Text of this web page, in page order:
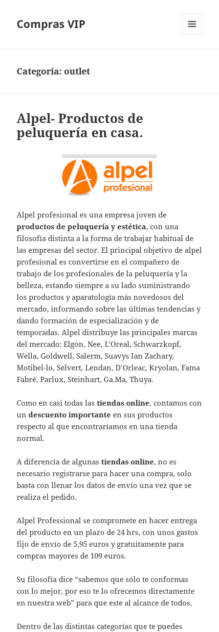
Compras VIP
Categoría:outlet
Alpel- Productos de
peluquería en casa.
Alpel profesional es una empresa joven de
productos de peluquería y estética, con una
filosofía distinta a la forma de trabajar habitual de
las empresas del sector. El principal objetivo de alpel
profesional es convertirse en el compañero de
trabajo de los profesionales de la peluquería y la
belleza, estando siempre a su lado suministrando
los productos y aparatología más novedosos del
mercado, informando sobre las últimas tendencias y
dando formación de especialización y de
temporadas. Alpel distribuye las principales marcas
del mercado: Elgon, Nee, L’Oreal, Schwarzkopf,
Wella, Goldwell, Salerm, Suavys Ian Zachary,
Motibel-lo, Selvert, Lendan, D’Orleac, Kryolan, Fama
Fabré, Parlux, Steinhart, Ga.Ma, Thuya.
Como en casi todas lastiendas online, contamos con
undescuento importante en sus productos
respecto al que encontraríamos en una tienda
normal.
A diferencia de algunastiendas online, no es
necesario registrarse para hacer una compra, solo
basta con llenar los datos de envío una vez que se
realiza el pedido.
Alpel Professional se compromete en hacer entrega
del producto en un plazo de 24 hrs, con unos gastos
fijo de envío de 5,95 euros y gratuitamente para
compras mayores de 109 euros.
Su filosofía dice “sabemos que sólo te conformas
con lo mejor, por eso te lo ofrecemos directamente
en nuestra web” para que este al alcance de todos.
Dentro de las distintas categorías que te puedes